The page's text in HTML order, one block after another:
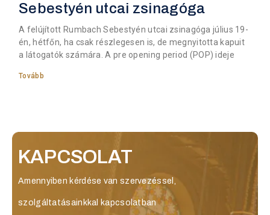
Sebestyén utcai zsinagóga
A felújított Rumbach Sebestyén utcai zsinagóga július 19-
én, hétfőn, ha csak részlegesen is, de megnyitotta kapuit
a látogatók számára. A pre opening period (POP) ideje
Tovább
KAPCSOLAT
Amennyiben kérdése van szervezéssel,
szolgáltatásainkkal kapcsolatban